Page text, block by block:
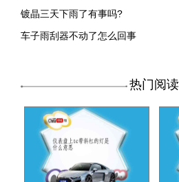
镀晶三天下雨了有事吗?
车子雨刮器不动了怎么回事
热门阅读